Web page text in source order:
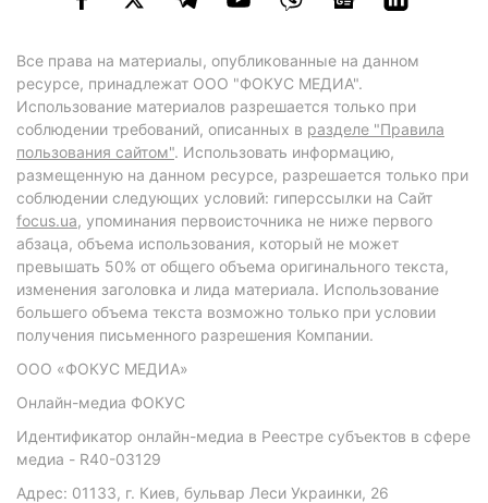
Все права на материалы, опубликованные на данном
ресурсе, принадлежат ООО "ФОКУС МЕДИА".
Использование материалов разрешается только при
соблюдении требований, описанных в разделе "Правила
пользования сайтом". Использовать информацию,
размещенную на данном ресурсе, разрешается только при
соблюдении следующих условий: гиперссылки на Сайт
focus.ua, упоминания первоисточника не ниже первого
абзаца, объема использования, который не может
превышать 50% от общего объема оригинального текста,
изменения заголовка и лида материала. Использование
большего объема текста возможно только при условии
получения письменного разрешения Компании.
ООО «ФОКУС МЕДИА»
Онлайн-медиа ФОКУС
Идентификатор онлайн-медиа в Реестре субъектов в сфере
медиа - R40-03129
Адрес: 01133, г. Киев, бульвар Леси Украинки, 26